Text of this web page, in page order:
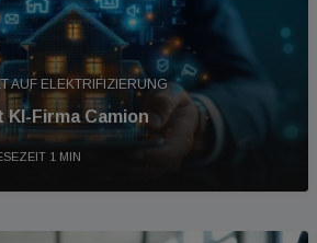
AUF ELEKTRIFIZIERUNG
KI-Firma Camion
1 MIN